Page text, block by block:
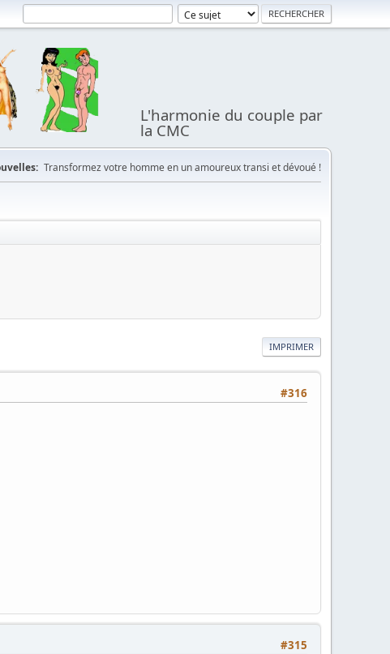
L'harmonie du couple par
la CMC
Transformez votre homme en un amoureux transi et dévoué !
IMPRIMER
#316
#315